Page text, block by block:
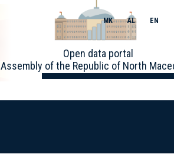
Open data portal
Assembly of the Republic of North
MK AL EN